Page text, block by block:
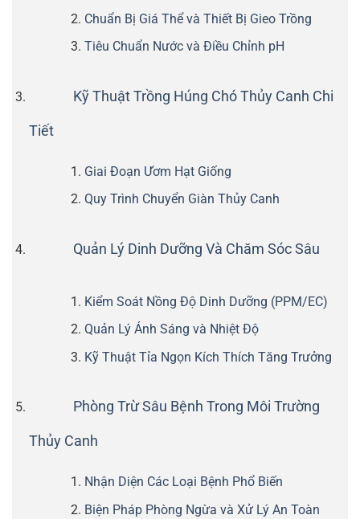
Chuẩn Bị Giá Thể và Thiết Bị Gieo Trồng
Tiêu Chuẩn Nước và Điều Chỉnh pH
Kỹ Thuật Trồng Húng Chó Thủy Canh Chi
Tiết
Giai Đoạn Ươm Hạt Giống
Quy Trình Chuyển Giàn Thủy Canh
Quản Lý Dinh Dưỡng Và Chăm Sóc Sâu
Kiểm Soát Nồng Độ Dinh Dưỡng (PPM/EC)
Quản Lý Ánh Sáng và Nhiệt Độ
Kỹ Thuật Tỉa Ngọn Kích Thích Tăng Trưởng
Phòng Trừ Sâu Bệnh Trong Môi Trường
Thủy Canh
Nhận Diện Các Loại Bệnh Phổ Biến
Biện Pháp Phòng Ngừa và Xử Lý An Toàn